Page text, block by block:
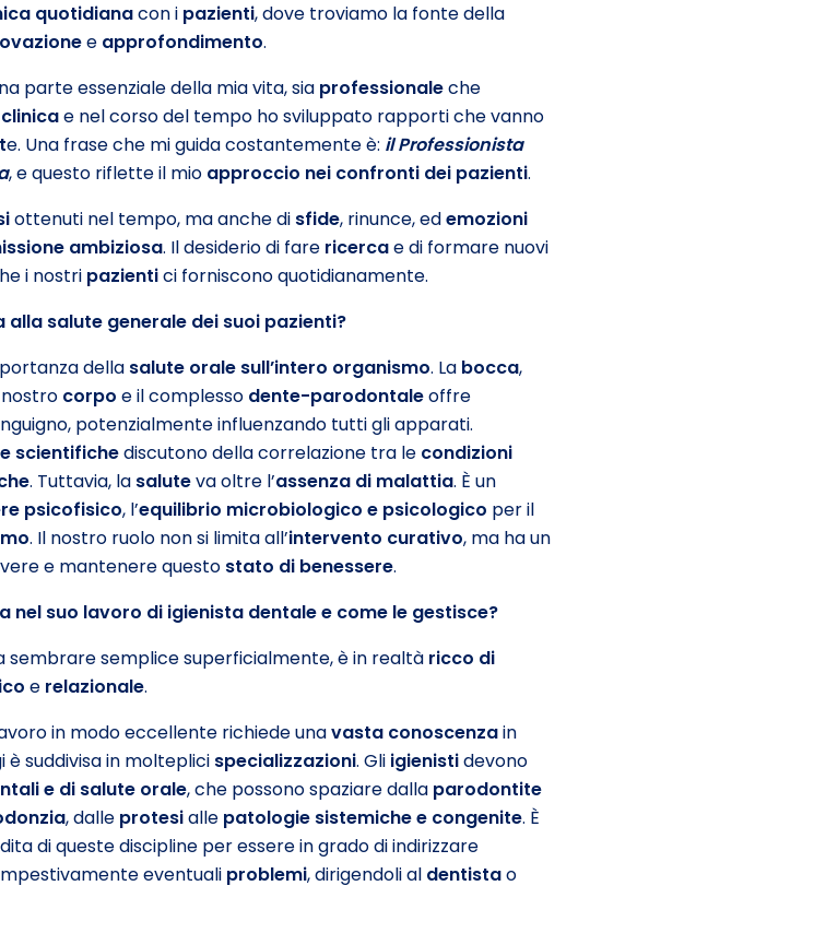
quotidianacon i pazienti, dove troviamo la fonte della
e approfondimento.
parte essenziale della mia vita, sia professionaleche
clinicae nel corso del tempo ho sviluppato rapporti che vanno
e. Una frase che mi guida costantemente è: il Professionista
, e questo riflette il mio approccio nei confronti dei pazienti.
ottenuti nel tempo, ma anche di sfide, rinunce, edemozioni
ambiziosa. Il desiderio di fare ricercae di formare nuovi
i nostri pazientici forniscono quotidianamente.
salute generale dei suoi pazienti?
della salute orale sull’intero organismo. La bocca,
corpo e il complesso dente-parodontaleoffre
potenzialmente influenzando tutti gli apparati.
scientifichediscutono della correlazione tra le condizioni
. Tuttavia, la saluteva oltre l’assenza di malattia. È un
psicofisico, l’equilibrio microbiologico e psicologico per il
. Il nostro ruolo non si limita all’intervento curativo, ma ha un
e mantenere questo stato di benessere.
nel suo lavoro di igienista dentale e come le gestisce?
sembrare semplice superficialmente, è in realtà ricco di
e relazionale.
in modo eccellente richiede unavasta conoscenzain
è suddivisa in molteplici specializzazioni. Gli igienistidevono
e di salute orale, che possono spaziare dalla parodontite
, dalle protesialle patologie sistemiche e congenite. È
di queste discipline per essere in grado di indirizzare
eventuali problemi, dirigendoli al dentistao